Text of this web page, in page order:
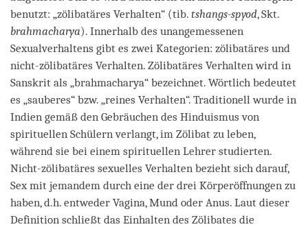
benutzt: „zölibatäres Verhalten“ (tib. tshangs-spyod, Skt.
brahmacharya). Innerhalb des unangemessenen
Sexualverhaltens gibt es zwei Kategorien: zölibatäres und
nicht-zölibatäres Verhalten. Zölibatäres Verhalten wird in
Sanskrit als „brahmacharya“ bezeichnet. Wörtlich bedeutet
es „sauberes“ bzw. „reines Verhalten“. Traditionell wurde in
Indien gemäß den Gebräuchen des Hinduismus von
spirituellen Schülern verlangt, im Zölibat zu leben,
während sie bei einem spirituellen Lehrer studierten.
Nicht-zölibatäres sexuelles Verhalten bezieht sich darauf,
Sex mit jemandem durch eine der drei Körperöffnungen zu
haben, d.h. entweder Vagina, Mund oder Anus. Laut dieser
Definition schließt das Einhalten des Zölibates die